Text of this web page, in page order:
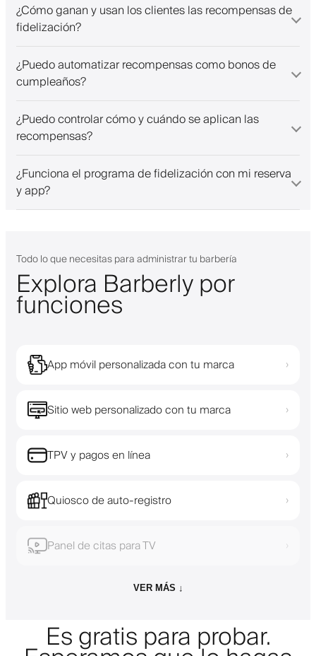
¿Cómo ganan y usan los clientes las recompensas de
fidelización?
¿Puedo automatizar recompensas como bonos de
cumpleaños?
¿Puedo controlar cómo y cuándo se aplican las
recompensas?
¿Funciona el programa de fidelización con mi reserva
y app?
Todo lo que necesitas para administrar tu barbería
Explora Barberly por
funciones
App móvil personalizada con tu marca ›
Sitio web personalizado con tu marca ›
TPV y pagos en línea ›
Quiosco de auto-registro ›
Panel de citas para TV ›
VER MÁS ↓
Es gratis para probar.